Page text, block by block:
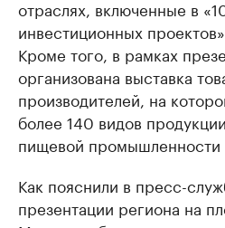
отраслях, включенные в
инвестиционных
Кроме того, в рамках
организована выставка
производителей, на
более 140 видов
пищевой промышленности
Как пояснили в пресс-
презентации региона на